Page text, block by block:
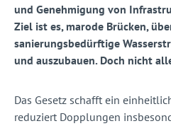
und Genehmigung von
Ziel ist es, marode Brücken,ü
sanierungsbedürftige
und auszubauen. Doch nicht
Das Gesetz schafft ein
reduziert Dopplungen